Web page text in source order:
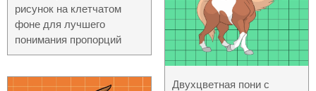
рисунок на клетчатом
фоне для лучшего
понимания пропорций
Двухцветная пони с